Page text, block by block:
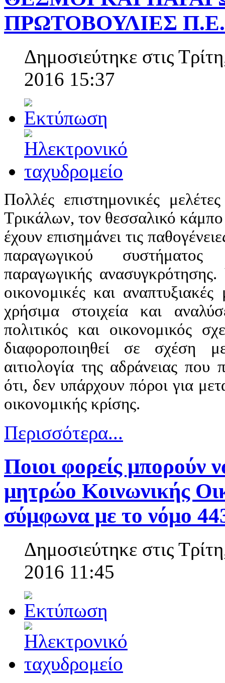
ΠΡΩΤΟΒΟΥΛΙΕΣ
Δημοσιεύτηκε στις
2016 15:37
Πολλές επιστημονικές
Τρικάλων, τον θεσσαλικό κάμπο
έχουν επισημάνει τις
παραγωγικού συστήματος
παραγωγικής ανασυγκρότησης.
οικονομικές και
χρήσιμα στοιχεία και
πολιτικός και οικονομικός
διαφοροποιηθεί σε σχέση
αιτιολογία της αδράνειας που
ότι, δεν υπάρχουν πόροι για
οικονομικής κρίσης.
Περισσότερα...
Ποιοι φορείς μπορούν
μητρώο Κοινωνικής
σύμφωνα με το νόμο
Δημοσιεύτηκε στις
2016 11:45